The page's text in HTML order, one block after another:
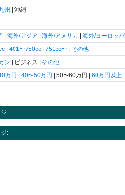
州
| 沖縄
海外/アジア 海外/アメリカ
海外/ヨーロッパ
401〜750cc 751cc〜
その他
ン | ビジネス | その他
万円 40〜50万円 | 50〜60万円 | 60万円以上
:
: